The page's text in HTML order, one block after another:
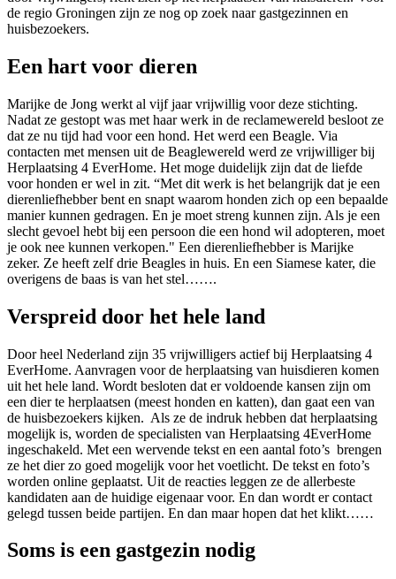
de regio Groningen zijn ze nog op zoek naar gastgezinnen en
huisbezoekers.
Een hart voor dieren
Marijke de Jong werkt al vijf jaar vrijwillig voor deze stichting.
Nadat ze gestopt was met haar werk in de reclamewereld besloot ze
dat ze nu tijd had voor een hond. Het werd een Beagle. Via
contacten met mensen uit de Beaglewereld werd ze vrijwilliger bij
Herplaatsing 4 EverHome. Het moge duidelijk zijn dat de liefde
voor honden er wel in zit. “Met dit werk is het belangrijk dat je een
dierenliefhebber bent en snapt waarom honden zich op een bepaalde
manier kunnen gedragen. En je moet streng kunnen zijn. Als je een
slecht gevoel hebt bij een persoon die een hond wil adopteren, moet
je ook nee kunnen verkopen." Een dierenliefhebber is Marijke
zeker. Ze heeft zelf drie Beagles in huis. En een Siamese kater, die
overigens de baas is van het stel…….
Verspreid door het hele land
Door heel Nederland zijn 35 vrijwilligers actief bij Herplaatsing 4
EverHome. Aanvragen voor de herplaatsing van huisdieren komen
uit het hele land. Wordt besloten dat er voldoende kansen zijn om
een dier te herplaatsen (meest honden en katten), dan gaat een van
de huisbezoekers kijken. Als ze de indruk hebben dat herplaatsing
mogelijk is, worden de specialisten van Herplaatsing 4EverHome
ingeschakeld. Met een wervende tekst en een aantal foto’s brengen
ze het dier zo goed mogelijk voor het voetlicht. De tekst en foto’s
worden online geplaatst. Uit de reacties leggen ze de allerbeste
kandidaten aan de huidige eigenaar voor. En dan wordt er contact
gelegd tussen beide partijen. En dan maar hopen dat het klikt……
Soms is een gastgezin nodig